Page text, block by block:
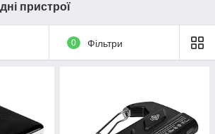
пристрої
0 Фільтри